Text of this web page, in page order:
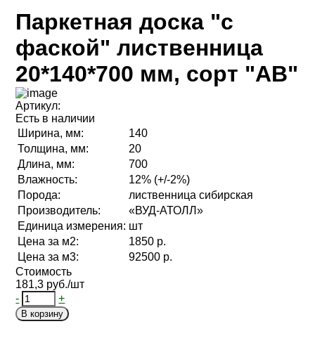
Паркетная доска "с
фаской" лиственница
20*140*700 мм, сорт "AB"
Артикул:
Есть в наличии
Ширина, мм:
140
Толщина, мм:
20
Длина, мм:
700
Влажность:
12% (+/-2%)
Порода:
лиственница сибирская
Производитель:
«ВУД-АТОЛЛ»
Единица измерения: шт
Цена за м2:
1850 р.
Цена за м3:
92500 р.
Стоимость
181,3 руб./шт
-
+
В корзину